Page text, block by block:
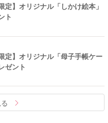
定】オリジナル「しかけ絵本」
ト
定】オリジナル「母子手帳ケー
ゼント